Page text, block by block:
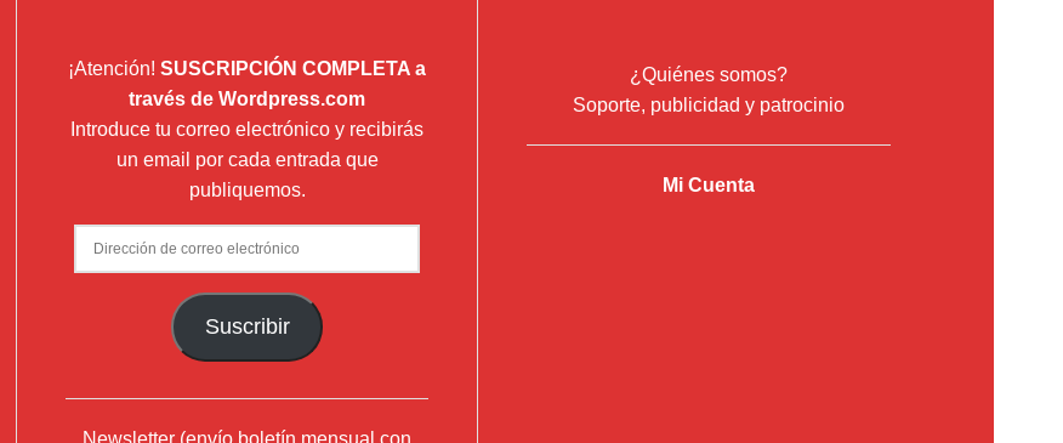
¡Atención! SUSCRIPCIÓN COMPLETA a
través de Wordpress.com
Introduce tu correo electrónico y recibirás
un email por cada entrada que
publiquemos.
Dirección
de
Suscribir
Newsletter (envío boletín mensual con
¿Quiénes somos?
Soporte, publicidad y patrocinio
Mi Cuenta